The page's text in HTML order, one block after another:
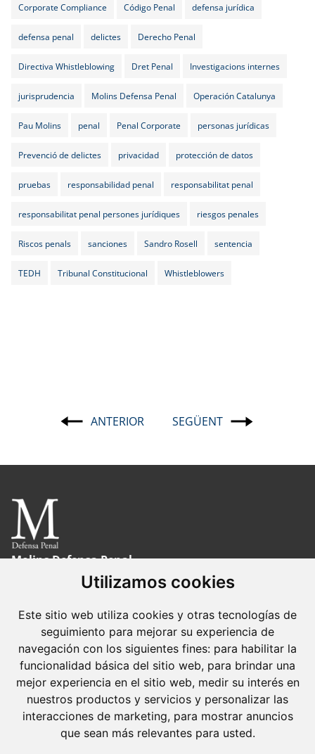
Utilizamos cookies
Este sitio web utiliza cookies y otras tecnologías de
seguimiento para mejorar su experiencia de
navegación con los siguientes fines: para habilitar la
funcionalidad básica del sitio web, para brindar una
mejor experiencia en el sitio web, medir su interés en
nuestros productos y servicios y personalizar las
interacciones de marketing, para mostrar anuncios
que sean más relevantes para usted.
Corporate Compliance Código Penal defensa jurídica
defensa penal delictes Derecho Penal
Directiva Whistleblowing Dret Penal Investigacions internes
jurisprudencia Molins Defensa Penal Operación Catalunya
Pau Molins penal Penal Corporate personas jurídicas
Prevenció de delictes privacidad protección de datos
pruebas responsabilidad penal responsabilitat penal
responsabilitat penal persones jurídiques riesgos penales
Riscos penals sanciones Sandro Rosell sentencia
TEDH Tribunal Constitucional Whistleblowers
Navegació
ANTERIOR SEGÜENT
Molins Defensa Penal
és una boutique de Dret Penal amb dedicació
Barcelona
Avda. Diagonal, 399 Planta 1
08008 Barcelona
Tel. +34 934 152 244
Fax. +34 934 160 693